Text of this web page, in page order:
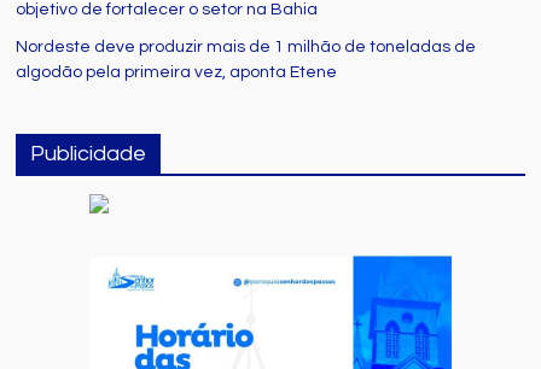
objetivo de fortalecer o setor na Bahia
Nordeste deve produzir mais de 1 milhão de toneladas de
algodão pela primeira vez, aponta Etene
Publicidade